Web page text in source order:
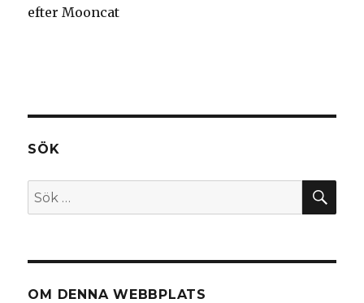
efter Mooncat
SÖK
Sök
efter:
OM DENNA WEBBPLATS